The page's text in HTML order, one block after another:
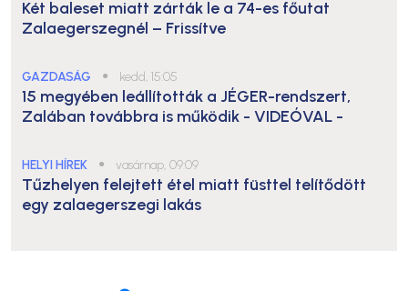
Két baleset miatt zárták le a 74-es főutat
Zalaegerszegnél – Frissítve
GAZDASÁG ● kedd, 15:05
15 megyében leállították a JÉGER-rendszert,
Zalában továbbra is működik - VIDEÓVAL -
HELYI HÍREK ● vasárnap, 09:09
Tűzhelyen felejtett étel miatt füsttel telítődött
egy zalaegerszegi lakás